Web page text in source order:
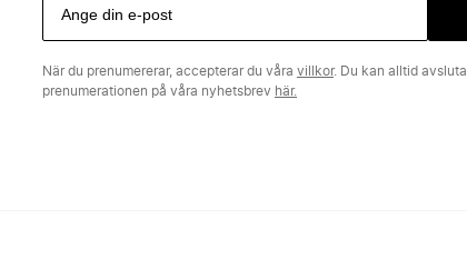
När du prenumererar, accepterar du våra villkor. Du kan alltid avsluta
prenumerationen på våra nyhetsbrev här.